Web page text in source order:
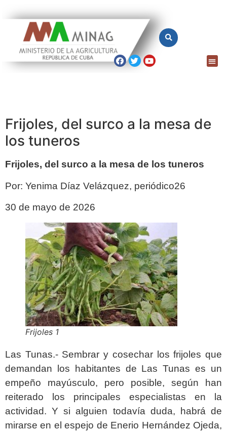
Frijoles, del surco a la mesa de
los tuneros
Frijoles, del surco a la mesa de los tuneros
Por: Yenima Díaz Velázquez, periódico26
30 de mayo de 2026
Frijoles 1
Las Tunas.- Sembrar y cosechar los frijoles que
demandan los habitantes de Las Tunas es un
empeño mayúsculo, pero posible, según han
reiterado los principales especialistas en la
actividad. Y si alguien todavía duda, habrá de
mirarse en el espejo de Enerio Hernández Ojeda,